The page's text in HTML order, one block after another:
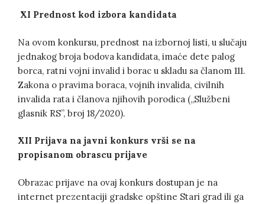
XI Prednost kod izbora kandidata
Na ovom konkursu, prednost na izbornoj listi, u slučaju
jednakog broja bodova kandidata, imaće dete palog
borca, ratni vojni invalid i borac u skladu sa članom 111.
Zakona o pravima boraca, vojnih invalida, civilnih
invalida rata i članova njihovih porodica („Službeni
glasnik RS”, broj 18/2020).
XII Prijava na javni konkurs vrši se na
propisanom obrascu prijave
Obrazac prijave na ovaj konkurs dostupan je na
internet prezentaciji gradske opštine Stari grad ili ga